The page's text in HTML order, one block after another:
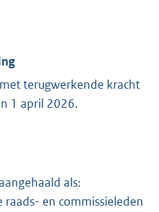
terugwerkende kracht
1 april 2026.
als:
en commissieleden